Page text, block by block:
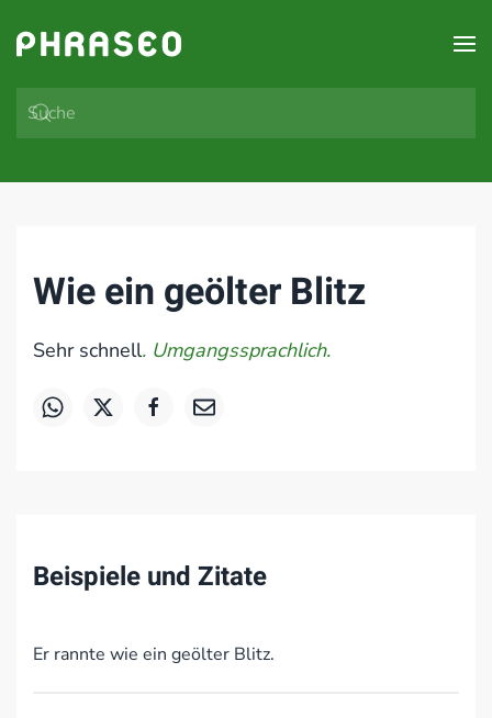
Zum Hauptinhalt springen
Wie ein geölter Blitz
Sehr schnell. Umgangssprachlich.
Beispiele und Zitate
Er rannte wie ein geölter Blitz.